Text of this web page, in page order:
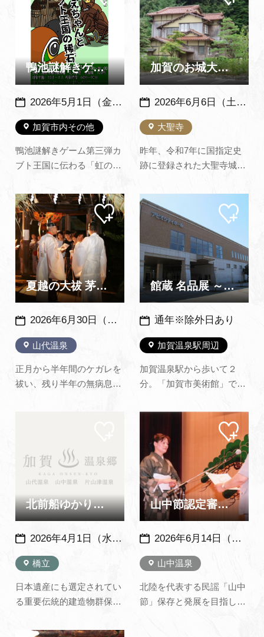
イトアップされ、夜のまち
歩きがさらに楽しめます。
山中温泉の新しいインスタ
映えスポットです！（山中
温泉観光協会ホームページ
より）※ 日…
ます。また、上演後には芸
妓と写真撮影もできます！
ぜひ艶やかな舞と唄をご堪
能下さい。
鴨池謎解きゲーム3 ともえちゃんとカブト王国の稀石～鴨池観察…
加賀市内その他
2026年5月1日（金）～8月31日（月）
鴨池謎解きゲーム第三弾カ
ブト王国に伝わる「虹の稀
った！手掛かりは、古くか
ら王家に伝わる石板たち助
けを求められたともえちゃ
んと共に、鴨池たんぼ道を
探検して、虹の稀石に力を
取り戻そう！（加賀市鴨池
観察館公式サイトから転
載）
ジに
追加
加賀のお城大集合：大聖寺城を中心に ～大聖寺鴻玉荘～
大聖寺
2026年6月6日（土）～8月30日（日） ※鴻玉荘が開館する土・日のみ開催
昨年、令和7年に国指定史
跡に登録された大聖寺城跡
城、津葉城など、加賀市の
歴史を今に伝えるお城を紹
介します。大聖寺城跡から
発掘された出土品もあわせ
て展示します。（広報かが
6月号より転載）
ジに
追加
夏越の大祓 茅の輪くぐり神事
山代温泉
2026年6月30日（火）※毎年、同日開催
正月から半年間のケガレを
祓い、残り半年の無病息災
来そみんしょうらい」と繰
り返し唱えながら、茅かや
でつくられた直径2ｍ以上
ある輪をくぐります。輪を
く…
マイ
ペー
ジに
追加
館蔵 名品展 ～加賀市美術館～
加賀温泉駅周辺
通年※除外日あり
加賀温泉駅から歩いて２
分。「加賀市美術館」では
国宝）、山田宗美（鉄打出
工芸）、佐々木泉景（加賀
藩御抱絵師）、森本仁平
（洋画）、硲伊之助（洋
画・陶芸）など、加賀市ゆ
かりの作家作品を収蔵して
おり、随時公開していま
す。
マイ
ペー
追加
北前船ゆかりの地を訪ねて 日本遺産船主集落散策
橋立
2026年4月1日（水）～2026年9月30日（水）※年末年始など 除外日あり
日本遺産にも選定されてい
る重要伝統的建造物群保存
んと一緒に散策しましょ
追加
山中節認定審査会
山中温泉
2026年6月14日（日） ※例年、６月の第２日曜日開催
北陸を代表する民謡「山中
節」保存と発展を目指し3
マイ
ペー
ジに
追加